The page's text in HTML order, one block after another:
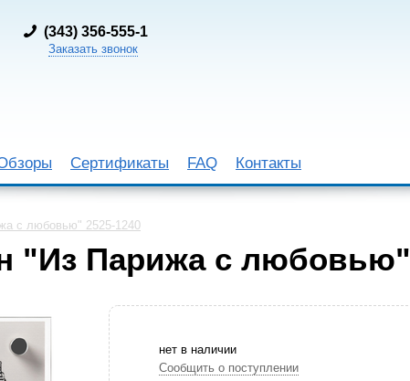
(343) 356-555-1
Заказать звонок
Сертификаты FAQ Контакты
с любовью" 2525-1240
"Из Парижа с любовью"
нет в наличии
Сообщить о поступлении